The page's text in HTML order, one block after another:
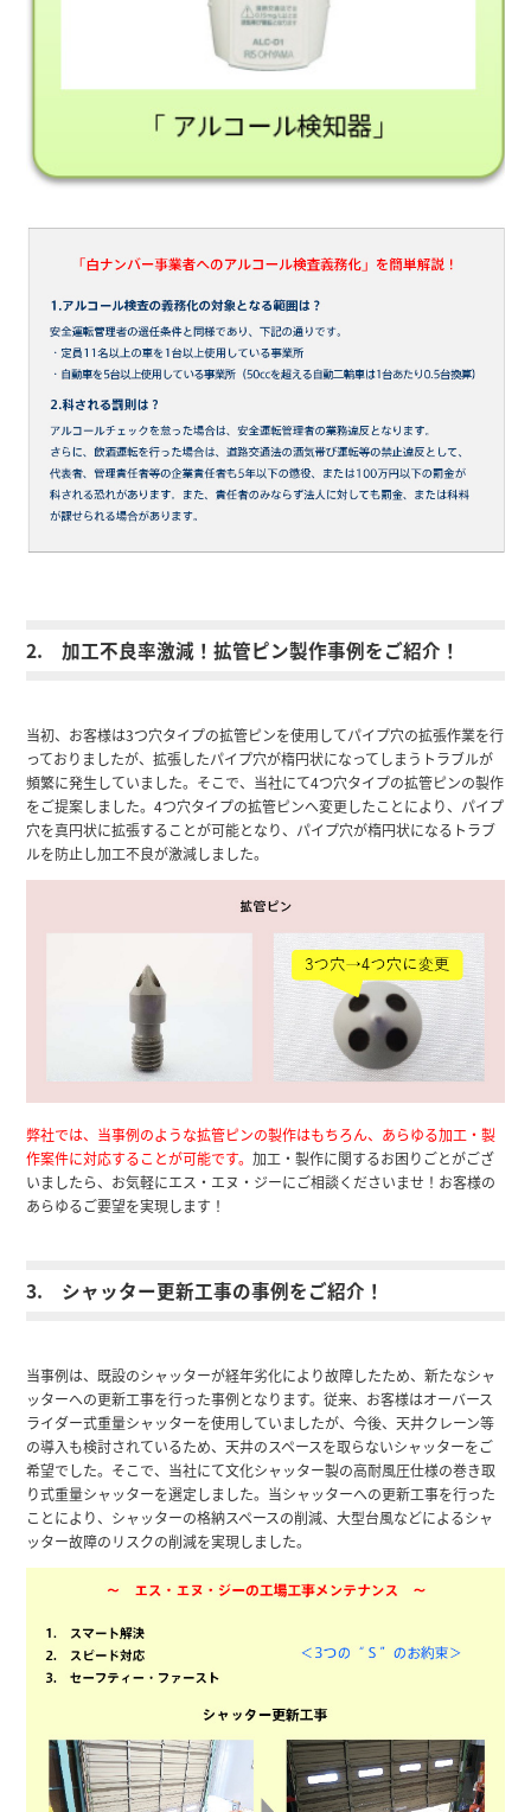
2. 加工不良率激減！拡管ピン製作事例をご紹介！
当初、お客様は3つ穴タイプの拡管ピンを使用してパイプ穴の拡張作業を行
っておりましたが、拡張したパイプ穴が楕円状になってしまうトラブルが
頻繁に発生していました。そこで、当社にて4つ穴タイプの拡管ピンの製作
をご提案しました。4つ穴タイプの拡管ピンへ変更したことにより、パイプ
穴を真円状に拡張することが可能となり、パイプ穴が楕円状になるトラブ
ルを防止し加工不良が激減しました。
弊社では、当事例のような拡管ピンの製作はもちろん、あらゆる加工・製
作案件に対応することが可能です。加工・製作に関するお困りごとがござ
いましたら、お気軽にエス・エヌ・ジーにご相談くださいませ！お客様の
あらゆるご要望を実現します！
3. シャッター更新工事の事例をご紹介！
当事例は、既設のシャッターが経年劣化により故障したため、新たなシャ
ッターへの更新工事を行った事例となります。従来、お客様はオーバース
ライダー式重量シャッターを使用していましたが、今後、天井クレーン等
の導入も検討されているため、天井のスペースを取らないシャッターをご
希望でした。そこで、当社にて文化シャッター製の高耐風圧仕様の巻き取
り式重量シャッターを選定しました。当シャッターへの更新工事を行った
ことにより、シャッターの格納スペースの削減、大型台風などによるシャ
ッター故障のリスクの削減を実現しました。